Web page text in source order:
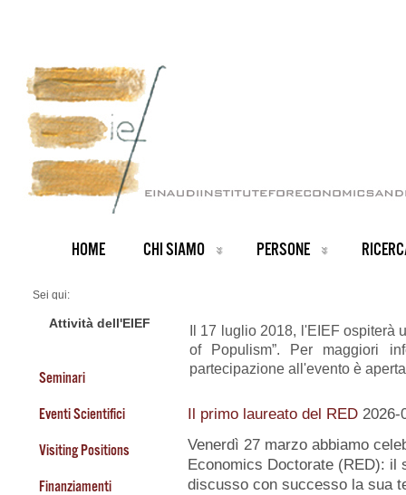
HOME CHI SIAMO PERSONE
Sei qui:
ARCHIVIO NOTIZIE
The Economic Determinants of Populism
Attività dell'EIEF
Seminari
Eventi Scientifici
Visiting Positions
Finanziamenti
Il 17 luglio 2018, l'EIEF ospiterà
of Populism”. Per maggiori
partecipazione all'evento è
Il primo laureato del RED 2026-
Venerdì 27 marzo abbiamo
Economics Doctorate (RED): il
discusso con successo la sua